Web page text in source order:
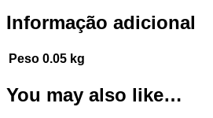
Informação adicional
Peso 0.05 kg
You may also like…